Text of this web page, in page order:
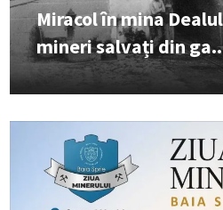
Miracol în mina
mineri salvați din